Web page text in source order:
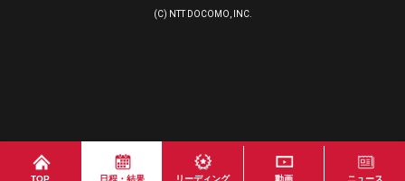
TOP 日程・結果 リーディング 動画 ニュース
(C) NTT DOCOMO, INC.